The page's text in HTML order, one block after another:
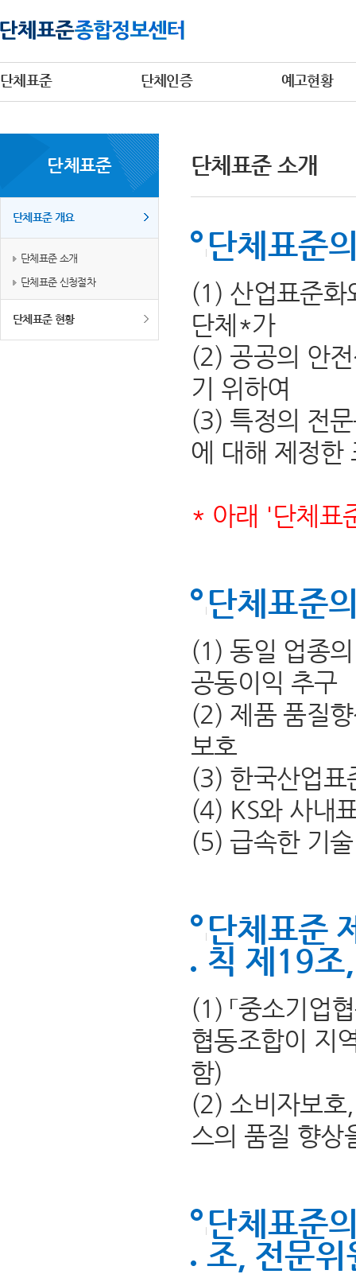
단체표준 단체인증 예고현황
단체표준
단체표준 개요
단체표준 소개
단체표준 신청절차
단체표준 현황
단체표준 소개
단체표준
(1) 산업표준화
단체*가
(2) 공공의 안
기 위하여
(3) 특정의 전문
에 대해 제정한
* 아래 '단체표
단체표준
(1) 동일 업종
공동이익 추구
(2) 제품 품질
보호
(3) 한국산업표
(4) KS와 사내
(5) 급속한 기
단체표준
칙 제19조
(1) 「중소기업
협동조합이 지
함)
(2) 소비자보호
스의 품질 향상
단체표준
조, 전문위